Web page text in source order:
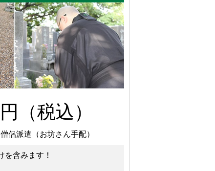
（税込）
侶派遣（お坊さん手配）
を含みます！